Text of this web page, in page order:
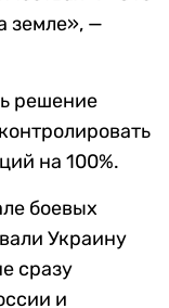
земле», —
решение
на 100%.
боевых
Украину
сразу
и